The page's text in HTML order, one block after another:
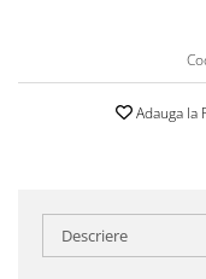
Adauga la
Descriere